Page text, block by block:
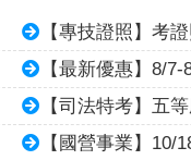
【專技證照】考
【最新優惠】8/
【司法特考】五
【國營事業】10/